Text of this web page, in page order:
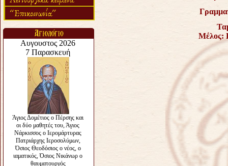
Μέλος: